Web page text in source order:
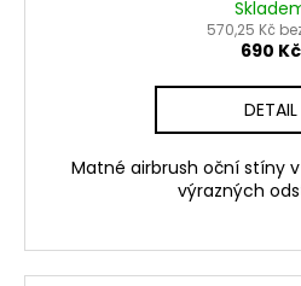
570,25 Kč
690 Kč
DETAIL
Matné airbrush oční stíny
výrazných